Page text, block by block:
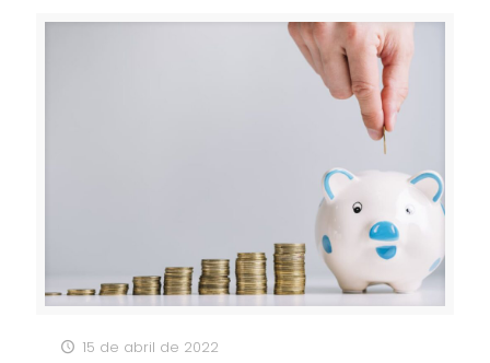
15 de abril de 2022